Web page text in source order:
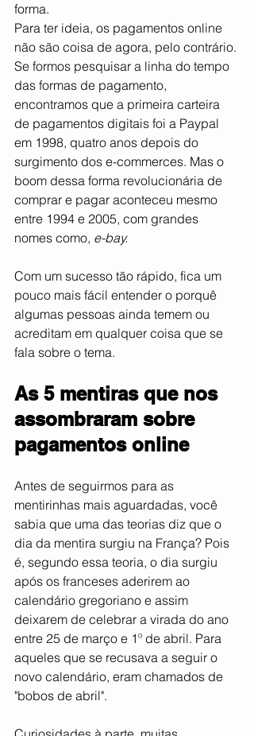
forma.
Para ter ideia, os pagamentos online
não são coisa de agora, pelo contrário.
Se formos pesquisar a linha do tempo
das formas de pagamento,
encontramos que a primeira carteira
de pagamentos digitais foi a Paypal
em 1998, quatro anos depois do
surgimento dos e-commerces. Mas o
boom dessa forma revolucionária de
comprar e pagar aconteceu mesmo
entre 1994 e 2005, com grandes
nomes como, e-bay.
Com um sucesso tão rápido, fica um
pouco mais fácil entender o porquê
algumas pessoas ainda temem ou
acreditam em qualquer coisa que se
fala sobre o tema.
As 5 mentiras que nos
assombraram sobre
pagamentos online
Antes de seguirmos para as
mentirinhas mais aguardadas, você
sabia que uma das teorias diz que o
dia da mentira surgiu na França? Pois
é, segundo essa teoria, o dia surgiu
após os franceses aderirem ao
calendário gregoriano e assim
deixarem de celebrar a virada do ano
entre 25 de março e 1º de abril. Para
aqueles que se recusava a seguir o
novo calendário, eram chamados de
"bobos de abril".